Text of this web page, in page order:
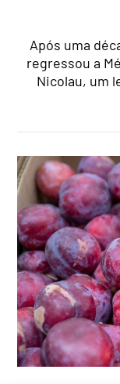
Após uma
regressou a
Nicolau, um